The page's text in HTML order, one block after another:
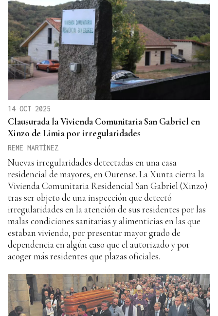
14 OCT 2025
Clausurada la Vivienda Comunitaria San Gabriel en
Xinzo de Limia por irregularidades
REME MARTÍNEZ
Nuevas irregularidades detectadas en una casa
residencial de mayores, en Ourense. La Xunta cierra la
Vivienda Comunitaria Residencial San Gabriel (Xinzo)
tras ser objeto de una inspección que detectó
irregularidades en la atención de sus residentes por las
malas condiciones sanitarias y alimenticias en las que
estaban viviendo, por presentar mayor grado de
dependencia en algún caso que el autorizado y por
acoger más residentes que plazas oficiales.